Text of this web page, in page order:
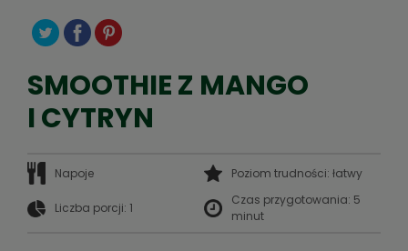
SMOOTHIE Z MANGO
I CYTRYN
Napoje Poziom trudności: łatwy
Liczba porcji: 1
Czas przygotowania: 5
minut